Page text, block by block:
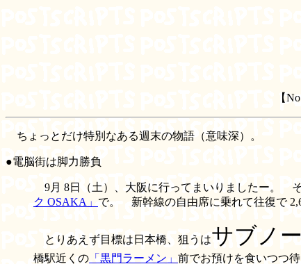
【
ちょっとだけ特別なある週末の物語（意味深）。
●電脳街は脚力勝負
9月 8日（土）、大阪に行ってまいりましたー。
ク OSAKA」 で。 新幹線の自由席に乗れて往復で
とりあえず目標は日本橋、狙うはサブノ
橋駅近くの 「黒門ラーメン」 前でお預けを食いつつ